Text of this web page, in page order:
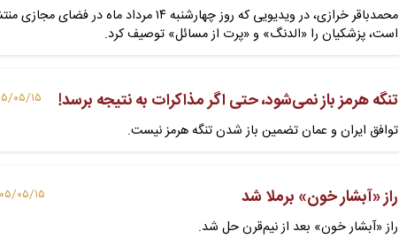
محمدباقر خرازی، در ویدیویی که روز چهارشنبه ۱۴ مرداد ماه در
است، پزشکیان را «الدنگ» و «پرت از مسائل»‌ توصیف کرد.
۱۴۰۵/۰۵/۱۵ تنگه هرمز باز نمی‌شود، حتی اگر مذاکرات به نتیجه برسد!
توافق ایران و عمان تضمین باز شدن تنگه هرمز نیست.
۱۴۰۵/۰۵/۱۵ راز «آبشار خون» برملا شد
راز «آبشار خون» بعد از نیم‌قرن حل شد.